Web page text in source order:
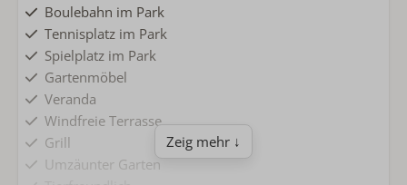
Boulebahn im Park
Tennisplatz im Park
Spielplatz im Park
Gartenmöbel
Veranda
Windfreie Terrasse
Grill
Umzäunter Garten
Zeig mehr ↓